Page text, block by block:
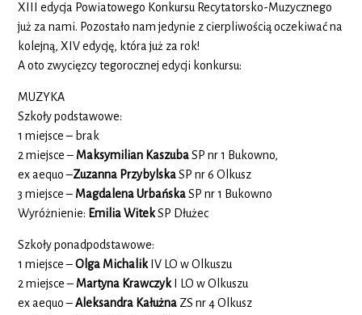
XIII edycja Powiatowego Konkursu Recytatorsko-Muzycznego
już za nami. Pozostało nam jedynie z cierpliwością oczekiwać na
kolejną, XIV edycję, która już za rok!
A oto zwycięzcy tegorocznej edycji konkursu:
MUZYKA
Szkoły podstawowe:
1 miejsce – brak
2 miejsce – Maksymilian KaszubaSP nr 1 Bukowno,
ex aequo –Zuzanna PrzybylskaSP nr 6 Olkusz
3 miejsce – Magdalena UrbańskaSP nr 1 Bukowno
Wyróżnienie: Emilia WitekSP Dłużec
Szkoły ponadpodstawowe:
1 miejsce –Olga MichalikIV LO w Olkuszu
2 miejsce – Martyna KrawczykI LO w Olkuszu
ex aequo –Aleksandra Kałużna ZS nr 4 Olkusz